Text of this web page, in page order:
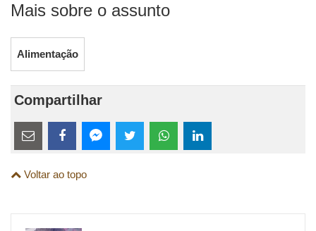
Mais sobre o assunto
Alimentação
Compartilhar
Estes
links
são
esta
esta
Voltar ao topo